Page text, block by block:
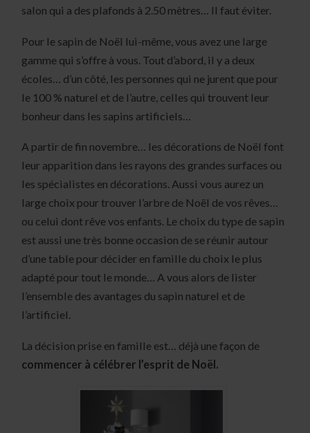
salon qui a des plafonds à 2.50 mètres… Il faut éviter.
Pour le sapin de Noël lui-même, vous avez une large
gamme qui s’offre à vous. Tout d’abord, il y a deux
écoles… d’un côté, les personnes qui ne jurent que pour
le 100 % naturel et de l’autre, celles qui trouvent leur
bonheur dans les sapins artificiels…
A partir de fin novembre… les décorations de Noël font
leur apparition dans les rayons des grandes surfaces ou
les spécialistes en décorations. Aussi vous aurez un
large choix pour trouver l’arbre de Noël de vos rêves…
ou celui dont rêve vos enfants. Le choix du type de sapin
est aussi une très bonne occasion de se réunir autour
d’une table pour décider en famille du choix le plus
adapté pour tout le monde… A vous alors de lister
l’ensemble des avantages du sapin naturel et de
l’artificiel.
La décision prise en famille est… déjà une façon de
commencer à célébrer l’esprit de Noël.